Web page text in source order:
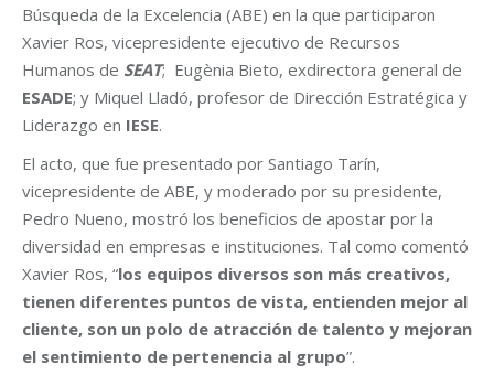
Búsqueda de la Excelencia (ABE) en la que participaron
Xavier Ros, vicepresidente ejecutivo de Recursos
Humanos de SEAT; Eugènia Bieto, exdirectora general de
ESADE; y Miquel Lladó, profesor de Dirección Estratégica y
Liderazgo en IESE.
El acto, que fue presentado por Santiago Tarín,
vicepresidente de ABE, y moderado por su presidente,
Pedro Nueno, mostró los beneficios de apostar por la
diversidad en empresas e instituciones. Tal como comentó
Xavier Ros, “los equipos diversos son más creativos,
tienen diferentes puntos de vista, entienden mejor al
cliente, son un polo de atracción de talento y mejoran
el sentimiento de pertenencia al grupo”.